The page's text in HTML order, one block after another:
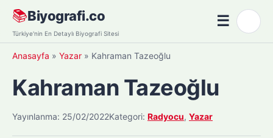
Skip
content
📚Biyografi.co
Türkiye'nin En Detaylı Biyografi Sitesi
☰Menü
Anasayfa » Yazar » Kahraman Tazeoğlu
Kahraman Tazeoğlu
Yayınlanma: 25/02/2022Kategori: Radyocu, Yazar